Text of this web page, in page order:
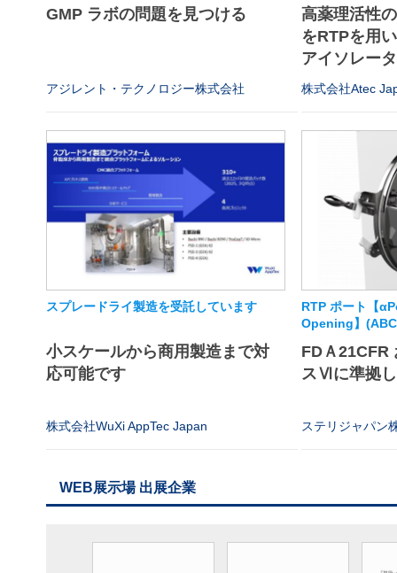
GMP ラボの問題を見つける
アジレント・テクノロジー株式会社
高薬理活性
をRTPを用
アイソレー
株式会社Atec
スプレードライ製造を受託しています
小スケールから商用製造まで対
応可能です
株式会社WuXi AppTec Japan
RTP ポート【
Opening】
FDＡ21CFR
スⅥに準拠
ステリジャパン
WEB展示場 出展企業